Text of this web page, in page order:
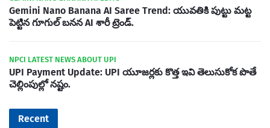
Gemini Nano Banana AI Saree Trend: యువతికి పుట్టు మట్ట
పెట్టిన గూగుల్ బనన AI శారీ ట్రెండ్.
NPCI LATEST NEWS ABOUT UPI
UPI Payment Update: UPI యూజర్లకు కొత్త ఇవి తెలుసుకోక పొతే
చెల్లింపుల్లో నష్టం.
Recent